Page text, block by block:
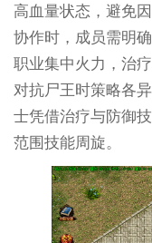
高血量状态，避免
协作时，成员需明
职业集中火力，治
对抗尸王时策略各
士凭借治疗与防御
范围技能周旋。